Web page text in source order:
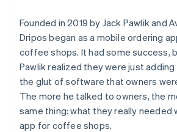
Founded in 2019 by Jack Pawlik and
Dripos began as a mobile ordering
coffee shops. It had some success,
Pawlik realized they were just
the glut of software that owners
The more he talked to owners, the
same thing: what they really needed
app for coffee shops.